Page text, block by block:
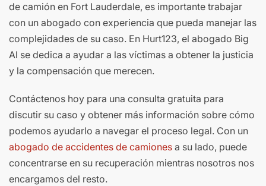
de camión en Fort Lauderdale, es importante trabajar
con un abogado con experiencia que pueda manejar las
complejidades de su caso. En Hurt123, el abogado Big
Al se dedica a ayudar a las víctimas a obtener la justicia
y la compensación que merecen.
Contáctenos hoy para una consulta gratuita para
discutir su caso y obtener más información sobre cómo
podemos ayudarlo a navegar el proceso legal. Con un
abogado de accidentes de camiones a su lado, puede
concentrarse en su recuperación mientras nosotros nos
encargamos del resto.